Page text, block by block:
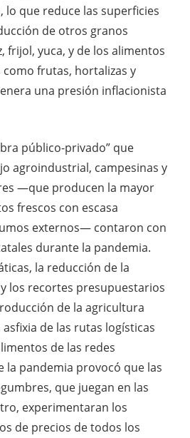
que reduce las superficies
de otros granos
frijol, yuca, y de los alimentos
frutas, hortalizas y
una presión inflacionista
público-privado” que
agroindustrial, campesinas y
—que producen la mayor
frescos con escasa
externos— contaron con
durante la pandemia.
la reducción de la
los recortes presupuestarios
de la agricultura
de las rutas logísticas
de las redes
la pandemia provocó que las
que juegan en las
experimentaran los
de precios de todos los